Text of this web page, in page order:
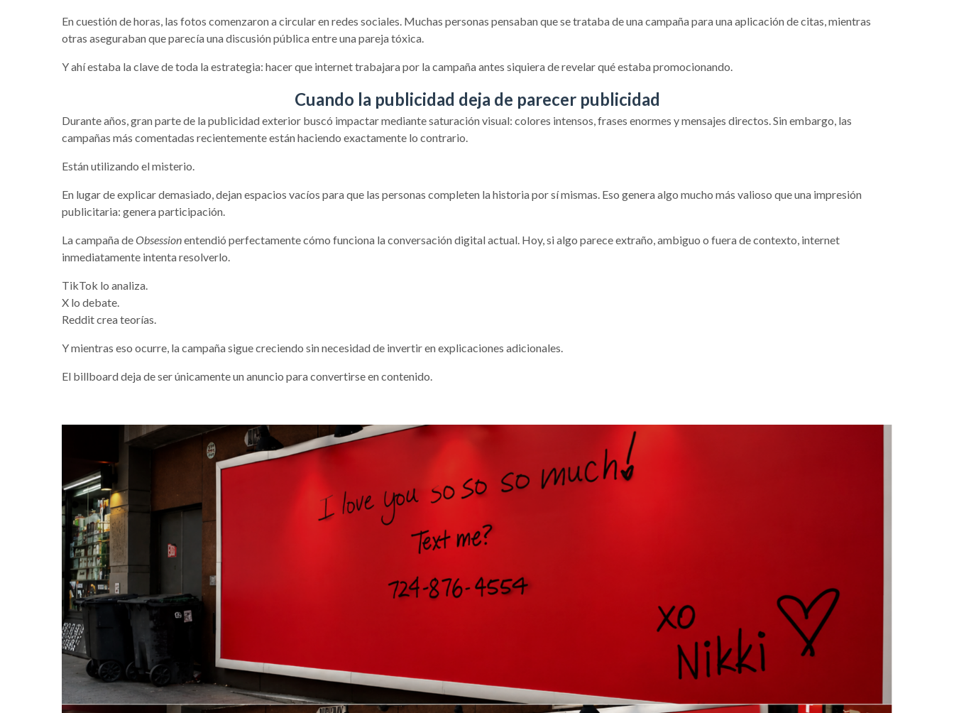
En cuestión de horas, las fotos comenzaron a circular en redes sociales. Muchas personas pensaban que se trataba de una campaña para una aplicación de citas, mientras
otras aseguraban que parecía una discusión pública entre una pareja tóxica.
Y ahí estaba la clave de toda la estrategia: hacer que internet trabajara por la campaña antes siquiera de revelar qué estaba promocionando.
Cuando la publicidad deja de parecer publicidad
Durante años, gran parte de la publicidad exterior buscó impactar mediante saturación visual: colores intensos, frases enormes y mensajes directos. Sin embargo, las
campañas más comentadas recientemente están haciendo exactamente lo contrario.
Están utilizando el misterio.
En lugar de explicar demasiado, dejan espacios vacíos para que las personas completen la historia por sí mismas. Eso genera algo mucho más valioso que una impresión
publicitaria: genera participación.
La campaña deObsessionentendió perfectamente cómo funciona la conversación digital actual. Hoy, si algo parece extraño, ambiguo o fuera de contexto, internet
inmediatamente intenta resolverlo.
TikTok lo analiza.
X lo debate.
Reddit crea teorías.
Y mientras eso ocurre, la campaña sigue creciendo sin necesidad de invertir en explicaciones adicionales.
El billboard deja de ser únicamente un anuncio para convertirse en contenido.